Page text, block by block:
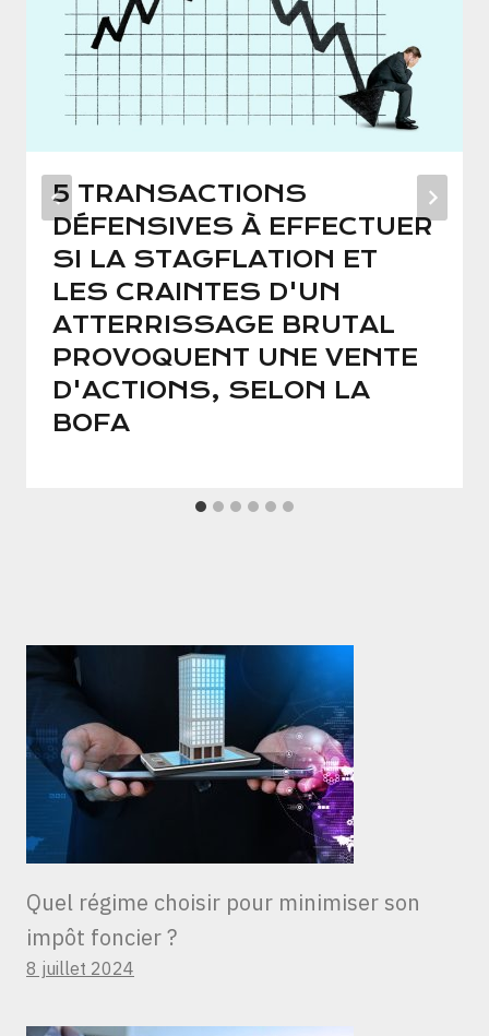
5 TRANSACTIONS
DÉFENSIVES À EFFECTUER
SI LA STAGFLATION ET
LES CRAINTES D'UN
ATTERRISSAGE BRUTAL
PROVOQUENT UNE VENTE
D'ACTIONS, SELON LA
BOFA
Quel régime choisir pour minimiser son
impôt foncier ?
8 juillet 2024